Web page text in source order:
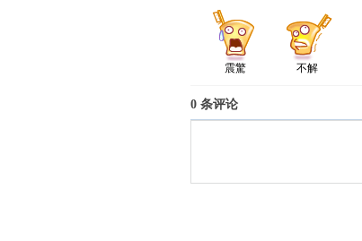
震驚 不解